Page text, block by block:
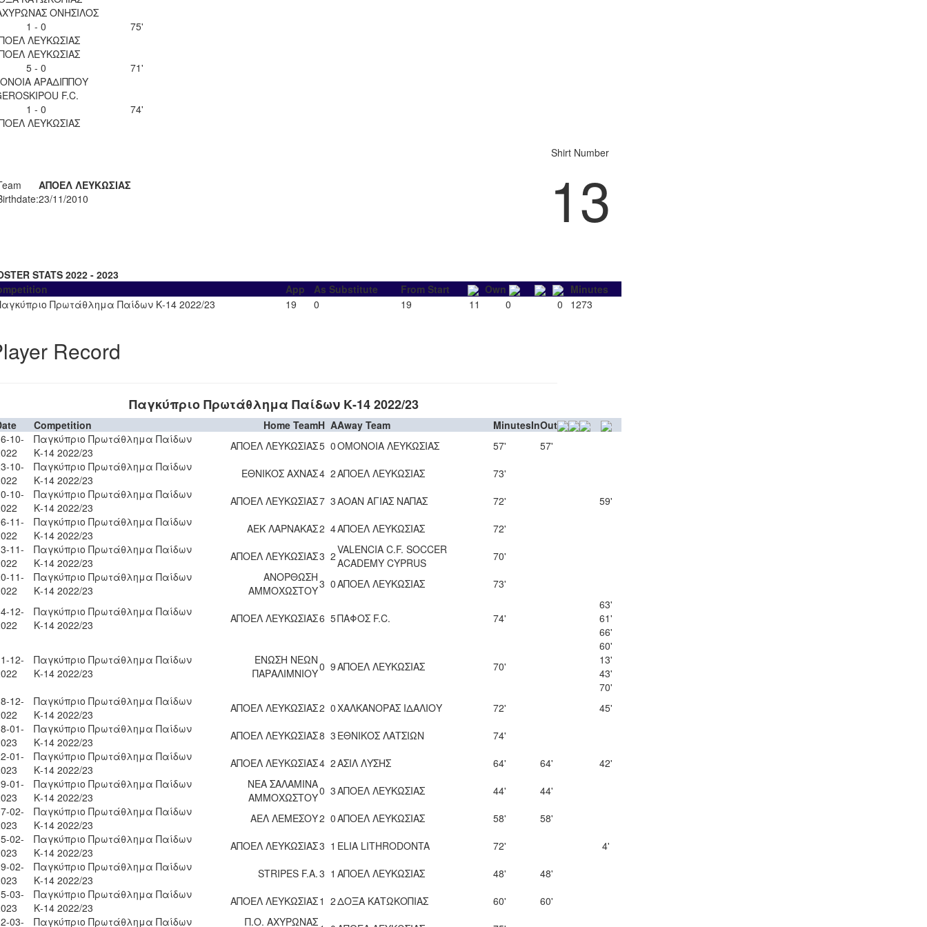
ΟΝΗΣΙΛΟΣ
1 - 0
ΛΕΥΚΩΣΙΑΣ
75'
ΛΕΥΚΩΣΙΑΣ
5 - 0
ΑΡΑΔΙΠΠΟΥ
71'
F.C.
1 - 0
ΛΕΥΚΩΣΙΑΣ
74'
ΑΠΟΕΛ ΛΕΥΚΩΣΙΑΣ
23/11/2010
Shirt Number
13
STATS 2022 - 2023
App As Substitute From Start Own
Minutes
Πρωτάθλημα Παίδων Κ-14 2022/23
19 0 19 11 0 0 1273
Record
Παγκύπριο Πρωτάθλημα Παίδων Κ-14 2022/23
Competition Home TeamH AAway Team MinutesInOut
10-
Παγκύπριο Πρωτάθλημα Παίδων
Κ-14 2022/23
ΑΠΟΕΛ ΛΕΥΚΩΣΙΑΣ5 0ΟΜΟΝΟΙΑ ΛΕΥΚΩΣΙΑΣ 57'
57'
10-
Παγκύπριο Πρωτάθλημα Παίδων
Κ-14 2022/23
ΕΘΝΙΚΟΣ ΑΧΝΑΣ4 2ΑΠΟΕΛ ΛΕΥΚΩΣΙΑΣ
73'
10-
Παγκύπριο Πρωτάθλημα Παίδων
Κ-14 2022/23
ΑΠΟΕΛ ΛΕΥΚΩΣΙΑΣ7 3ΑΟΑΝ ΑΓΙΑΣ ΝΑΠΑΣ 72'
59'
11-
Παγκύπριο Πρωτάθλημα Παίδων
Κ-14 2022/23
ΑΕΚ ΛΑΡΝΑΚΑΣ2 4ΑΠΟΕΛ ΛΕΥΚΩΣΙΑΣ
72'
11-
Παγκύπριο Πρωτάθλημα Παίδων
Κ-14 2022/23
ΑΠΟΕΛ ΛΕΥΚΩΣΙΑΣ3 2VALENCIA C.F. SOCCER
ACADEMY CYPRUS
70'
11-
Παγκύπριο Πρωτάθλημα Παίδων
Κ-14 2022/23
ΑΝΟΡΘΩΣΗ
ΑΜΜΟΧΩΣΤΟΥ3 0ΑΠΟΕΛ ΛΕΥΚΩΣΙΑΣ
73'
12-
Παγκύπριο Πρωτάθλημα Παίδων
Κ-14 2022/23
ΑΠΟΕΛ ΛΕΥΚΩΣΙΑΣ6 5ΠΑΦΟΣ F.C. 74'
63'
61'
66'
12-
Παγκύπριο Πρωτάθλημα Παίδων
Κ-14 2022/23
ΕΝΩΣΗ ΝΕΩΝ
ΠΑΡΑΛΙΜΝΙΟΥ0 9ΑΠΟΕΛ ΛΕΥΚΩΣΙΑΣ 70'
60'
13'
43'
70'
12-
Παγκύπριο Πρωτάθλημα Παίδων
Κ-14 2022/23
ΑΠΟΕΛ ΛΕΥΚΩΣΙΑΣ2 0ΧΑΛΚΑΝΟΡΑΣ ΙΔΑΛΙΟΥ 72'
45'
01-
Παγκύπριο Πρωτάθλημα Παίδων
Κ-14 2022/23
ΑΠΟΕΛ ΛΕΥΚΩΣΙΑΣ8 3 ΕΘΝΙΚΟΣ ΛΑΤΣΙΩΝ
74'
01-
Παγκύπριο Πρωτάθλημα Παίδων
Κ-14 2022/23
ΑΠΟΕΛ ΛΕΥΚΩΣΙΑΣ4 2ΑΣΙΛ ΛΥΣΗΣ 64' 64'
42'
01-
Παγκύπριο Πρωτάθλημα Παίδων
Κ-14 2022/23
ΝΕΑ ΣΑΛΑΜΙΝΑ
ΑΜΜΟΧΩΣΤΟΥ0 3ΑΠΟΕΛ ΛΕΥΚΩΣΙΑΣ 44'
44'
02-
Παγκύπριο Πρωτάθλημα Παίδων
Κ-14 2022/23
ΑΕΛ ΛΕΜΕΣΟΥ2 0ΑΠΟΕΛ ΛΕΥΚΩΣΙΑΣ 58'
58'
02-
Παγκύπριο Πρωτάθλημα Παίδων
Κ-14 2022/23
ΑΠΟΕΛ ΛΕΥΚΩΣΙΑΣ3 1 ELIA LITHRODONTA 72'
4'
02-
Παγκύπριο Πρωτάθλημα Παίδων
Κ-14 2022/23
STRIPES F.A.3 1 ΑΠΟΕΛ ΛΕΥΚΩΣΙΑΣ 48'
48'
03-
Παγκύπριο Πρωτάθλημα Παίδων
Κ-14 2022/23
ΑΠΟΕΛ ΛΕΥΚΩΣΙΑΣ1 2ΔΟΞΑ ΚΑΤΩΚΟΠΙΑΣ 60'
60'
03-
Παγκύπριο Πρωτάθλημα Παίδων Π.Ο. ΑΧΥΡΩΝΑΣ